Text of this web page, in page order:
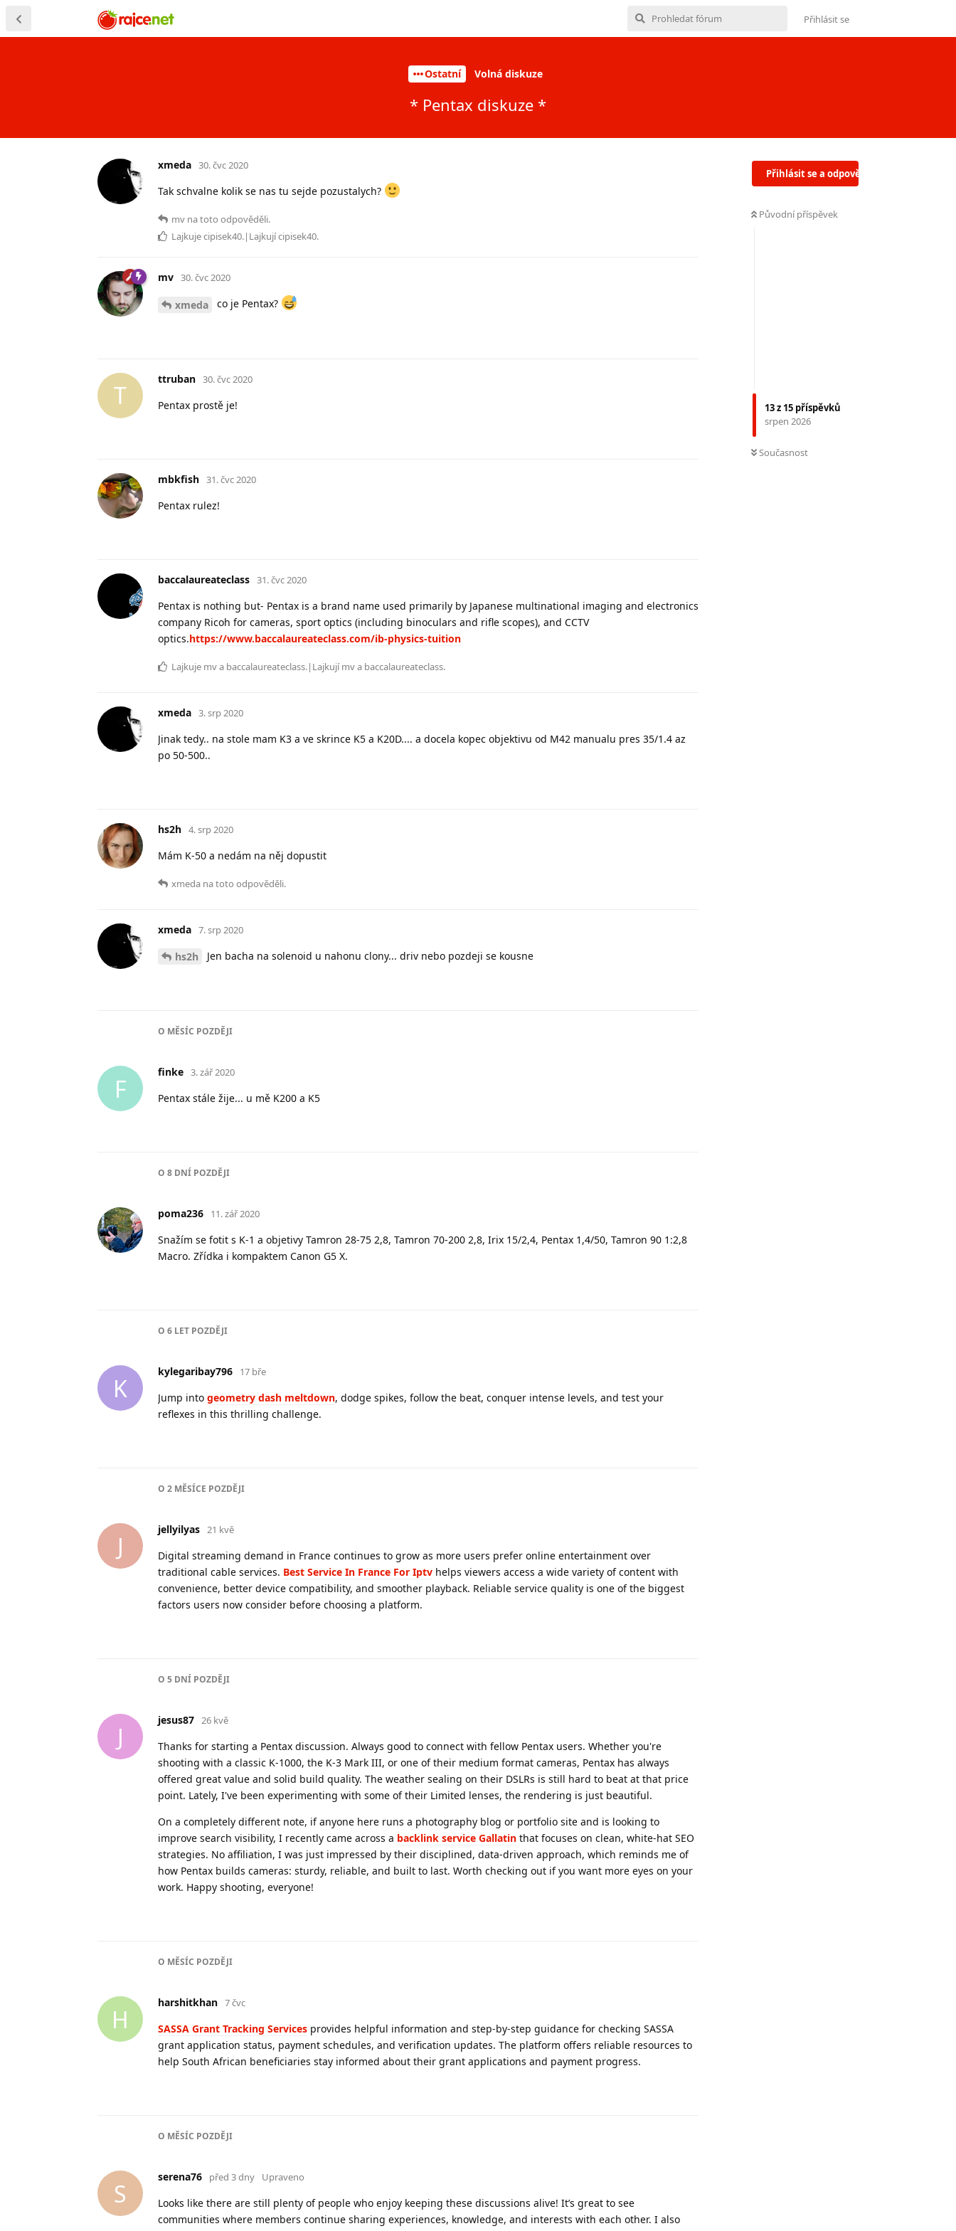
Přihlásit se
Ostatní Volná diskuze
* Pentax diskuze *
Přihlásit se a odpovědět
Původní příspěvek
13z 15 příspěvků
srpen 2026
Současnost
xmeda 30. čvc 2020
Tak schvalne kolik se nas tu sejde pozustalych?
mv na toto odpověděli.
Lajkujecipisek40.|Lajkujícipisek40.
mv 30. čvc 2020
xmeda co je Pentax?
T
ttruban 30. čvc 2020
Pentax prostě je!
mbkfish 31. čvc 2020
Pentax rulez!
baccalaureateclass 31. čvc 2020
Pentax is nothing but- Pentax is a brand name used primarily by Japanese multinational imaging and electronics
company Ricoh for cameras, sport optics (including binoculars and rifle scopes), and CCTV
optics.https://www.baccalaureateclass.com/ib-physics-tuition
Lajkuje mva baccalaureateclass.|Lajkujímva baccalaureateclass.
xmeda 3. srp 2020
Jinak tedy.. na stole mam K3 a ve skrince K5 a K20D.... a docela kopec objektivu od M42 manualu pres 35/1.4 az
po 50-500..
hs2h 4. srp 2020
Mám K-50 a nedám na něj dopustit
xmeda na toto odpověděli.
xmeda 7. srp 2020
hs2h Jen bacha na solenoid u nahonu clony... driv nebo pozdeji se kousne
O MĚSÍC POZDĚJI
F
finke 3. zář 2020
Pentax stále žije... u mě K200 a K5
O 8 DNÍ POZDĚJI
poma236 11. zář 2020
Snažím se fotit s K-1 a objetivy Tamron 28-75 2,8, Tamron 70-200 2,8, Irix 15/2,4, Pentax 1,4/50, Tamron 90 1:2,8
Macro. Zřídka i kompaktem Canon G5 X.
O 6 LET POZDĚJI
K
kylegaribay796 17 bře
Jump into geometry dash meltdown, dodge spikes, follow the beat, conquer intense levels, and test your
reflexes in this thrilling challenge.
O 2 MĚSÍCE POZDĚJI
J
jellyilyas 21 kvě
Digital streaming demand in France continues to grow as more users prefer online entertainment over
traditional cable services. Best Service In France For Iptv helps viewers access a wide variety of content with
convenience, better device compatibility, and smoother playback. Reliable service quality is one of the biggest
factors users now consider before choosing a platform.
O 5 DNÍ POZDĚJI
J
jesus87 26 kvě
Thanks for starting a Pentax discussion. Always good to connect with fellow Pentax users. Whether you're
shooting with a classic K-1000, the K-3 Mark III, or one of their medium format cameras, Pentax has always
offered great value and solid build quality. The weather sealing on their DSLRs is still hard to beat at that price
point. Lately, I've been experimenting with some of their Limited lenses, the rendering is just beautiful.
On a completely different note, if anyone here runs a photography blog or portfolio site and is looking to
improve search visibility, I recently came across a backlink service Gallatin that focuses on clean, white-hat SEO
strategies. No affiliation, I was just impressed by their disciplined, data-driven approach, which reminds me of
how Pentax builds cameras: sturdy, reliable, and built to last. Worth checking out if you want more eyes on your
work. Happy shooting, everyone!
O MĚSÍC POZDĚJI
H
harshitkhan 7 čvc
SASSA Grant Tracking Services provides helpful information and step-by-step guidance for checking SASSA
grant application status, payment schedules, and verification updates. The platform offers reliable resources to
help South African beneficiaries stay informed about their grant applications and payment progress.
O MĚSÍC POZDĚJI
S
serena76 před 3 dny Upraveno
Looks like there are still plenty of people who enjoy keeping these discussions alive! It’s great to see
communities where members continue sharing experiences, knowledge, and interests with each other. I also